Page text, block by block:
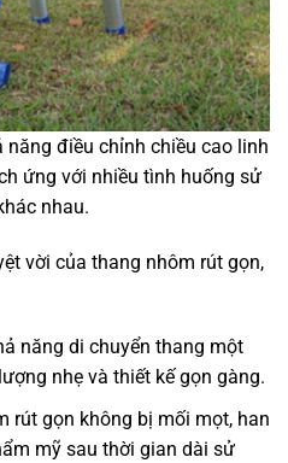
điều chỉnh chiều cao linh
ứng với nhiều tình huống sử
nhau.
vời của thang nhôm rút gọn,
năng di chuyển thang một
nhẹ và thiết kế gọn gàng.
rút gọn không bị mối mọt, han
mỹ sau thời gian dài sử